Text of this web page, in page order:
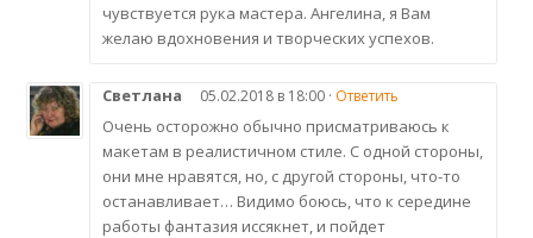
чувствуется рука мастера. Ангелина, я Вам
желаю вдохновения и творческих успехов.
Светлана 05.02.2018 в 18:00 · Ответить
Очень осторожно обычно присматриваюсь к
макетам в реалистичном стиле. С одной стороны,
они мне нравятся, но, с другой стороны, что-то
останавливает… Видимо боюсь, что к середине
работы фантазия иссякнет, и пойдет